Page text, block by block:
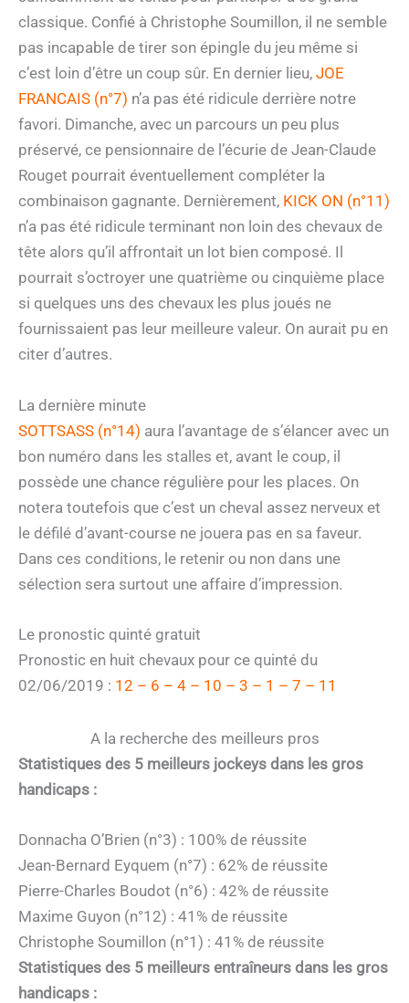
classique. Confié à Christophe Soumillon, il ne semble
pas incapable de tirer son épingle du jeu même si
c’est loin d’être un coup sûr. En dernier lieu, JOE
FRANCAIS (n°7) n’a pas été ridicule derrière notre
favori. Dimanche, avec un parcours un peu plus
préservé, ce pensionnaire de l’écurie de Jean-Claude
Rouget pourrait éventuellement compléter la
combinaison gagnante. Dernièrement, KICK ON (n°11)
n’a pas été ridicule terminant non loin des chevaux de
tête alors qu’il affrontait un lot bien composé. Il
pourrait s’octroyer une quatrième ou cinquième place
si quelques uns des chevaux les plus joués ne
fournissaient pas leur meilleure valeur. On aurait pu en
citer d’autres.
La dernière minute
SOTTSASS (n°14) aura l’avantage de s’élancer avec un
bon numéro dans les stalles et, avant le coup, il
possède une chance régulière pour les places. On
notera toutefois que c’est un cheval assez nerveux et
le défilé d’avant-course ne jouera pas en sa faveur.
Dans ces conditions, le retenir ou non dans une
sélection sera surtout une affaire d’impression.
Le pronostic quinté gratuit
Pronostic en huit chevaux pour ce quinté du
02/06/2019 : 12 – 6 – 4 – 10 – 3 – 1 – 7 – 11
A la recherche des meilleurs pros
Statistiques des 5 meilleurs jockeys dans les gros
handicaps :
Donnacha O’Brien (n°3) : 100% de réussite
Jean-Bernard Eyquem (n°7) : 62% de réussite
Pierre-Charles Boudot (n°6) : 42% de réussite
Maxime Guyon (n°12) : 41% de réussite
Christophe Soumillon (n°1) : 41% de réussite
Statistiques des 5 meilleurs entraîneurs dans les gros
handicaps :